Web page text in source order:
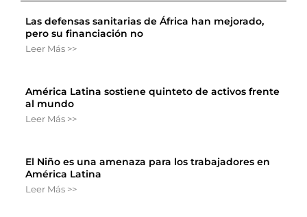
Las defensas sanitarias de África han mejorado,
pero su financiación no
Leer Más >>
América Latina sostiene quinteto de activos frente
al mundo
Leer Más >>
El Niño es una amenaza para los trabajadores en
América Latina
Leer Más >>